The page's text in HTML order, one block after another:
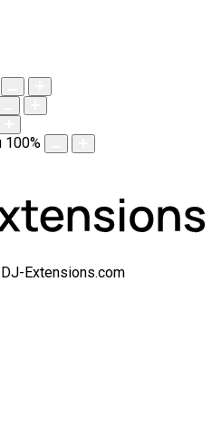
100%
DJ-Extensions.com